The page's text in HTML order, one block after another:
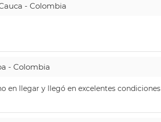
- Colombia
- Colombia
en llegar y llegó en excelentes condiciones